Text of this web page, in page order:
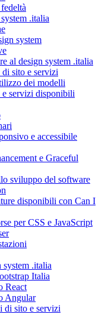
.italia
system
al design system .italia
sito e servizi
dei modelli
servizi disponibili
e accessibile
e Graceful
sviluppo del software
disponibili con Can I
per CSS e JavaScript
.italia
Italia
React
Angular
di sito e servizi